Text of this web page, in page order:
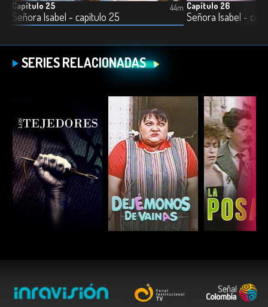
Capítulo 25
Señora Isabel - capítulo 25
44m Capítulo 26
Señora Isabel -
SERIES RELACIONADAS
ESCUCHAR ESCUCHAR